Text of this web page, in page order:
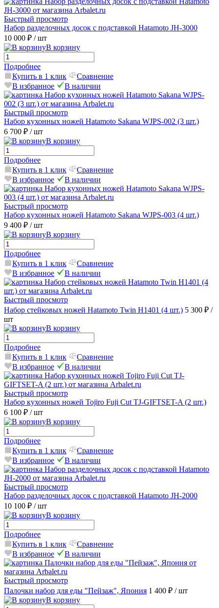
Быстрый просмотр
Набор разделочных досок с подставкой Hatamoto JH-3000
10 000 ₽ / шт
В корзину
Подробнее
Купить в 1 клик
Сравнение
В избранное
В наличии
Быстрый просмотр
Набор кухонных ножей Hatamoto Sakana WJPS-002 (3 шт.)
6 700 ₽ / шт
В корзину
Подробнее
Купить в 1 клик
Сравнение
В избранное
В наличии
Быстрый просмотр
Набор кухонных ножей Hatamoto Sakana WJPS-003 (4 шт.)
9 400 ₽ / шт
В корзину
Подробнее
Купить в 1 клик
Сравнение
В избранное
В наличии
Быстрый просмотр
Набор стейковых ножей Hatamoto Twin H1401 (4 шт.) 5 300 ₽ /
шт
В корзину
Подробнее
Купить в 1 клик
Сравнение
В избранное
В наличии
Быстрый просмотр
Набор кухонных ножей Tojiro Fuji Cut TJ-GIFTSET-A (2 шт.)
6 100 ₽ / шт
В корзину
Подробнее
Купить в 1 клик
Сравнение
В избранное
В наличии
Быстрый просмотр
Набор разделочных досок с подставкой Hatamoto JH-2000
10 100 ₽ / шт
В корзину
Подробнее
Купить в 1 клик
Сравнение
В избранное
В наличии
Быстрый просмотр
Палочки набор для еды "Пейзаж", Япония 1 400 ₽ / шт
В корзину